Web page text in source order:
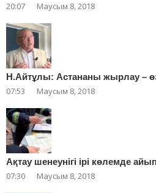
20:07 Маусым 8, 2018
Н.Айтұлы: Астананы жырлау –
07:53 Маусым 8, 2018
Ақтау шенеунігі ірі көлемде
07:30 Маусым 8, 2018